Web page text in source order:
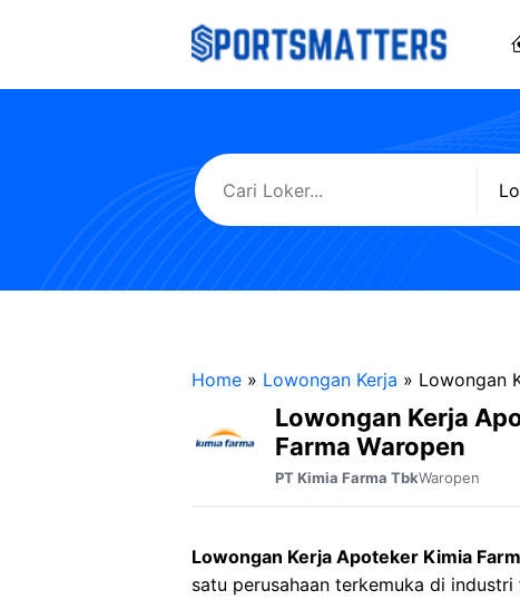
Home » Lowongan Kerja » Lowongan
Lowongan Kerja
Farma Waropen
PT Kimia Farma TbkWaropen
Lowongan Kerja Apoteker Kimia
satu perusahaan terkemuka di